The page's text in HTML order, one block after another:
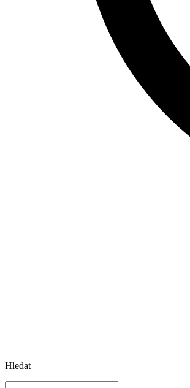
Hledat